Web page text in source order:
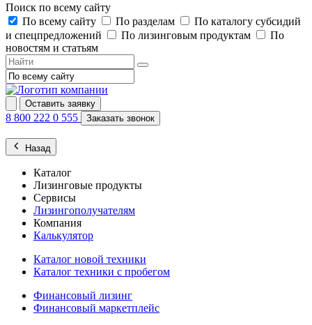
Поиск по всему сайту
По всему сайту
По разделам
По каталогу субсидий
и спецпредложений
По лизинговым продуктам
По
новостям и статьям
Оставить заявку
8 800 222 0 555 Заказать звонок
Назад
Каталог
Лизинговые продукты
Сервисы
Лизингополучателям
Компания
Калькулятор
Каталог новой техники
Каталог техники с пробегом
Финансовый лизинг
Финансовый маркетплейс